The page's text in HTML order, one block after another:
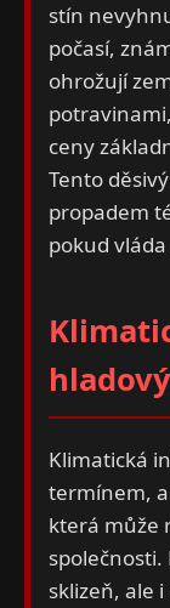
stín
počasí,
ohrožují
ceny
Tento
propadem
pokud
Klimatická
termínem,
která může
sklizeň, ale